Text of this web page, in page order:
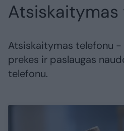
Atsiskaitymas
Atsiskaitymas telefonu
prekes ir paslaugas
telefonu.